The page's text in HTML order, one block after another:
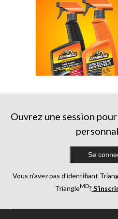
Ouvrez une session
Se
Vous n’avez pas d’identifiant
TriangleMD?